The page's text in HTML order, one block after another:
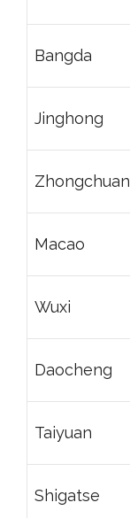
Bangda
Jinghong
Zhongchuan
Macao
Wuxi
Daocheng
Taiyuan
Shigatse